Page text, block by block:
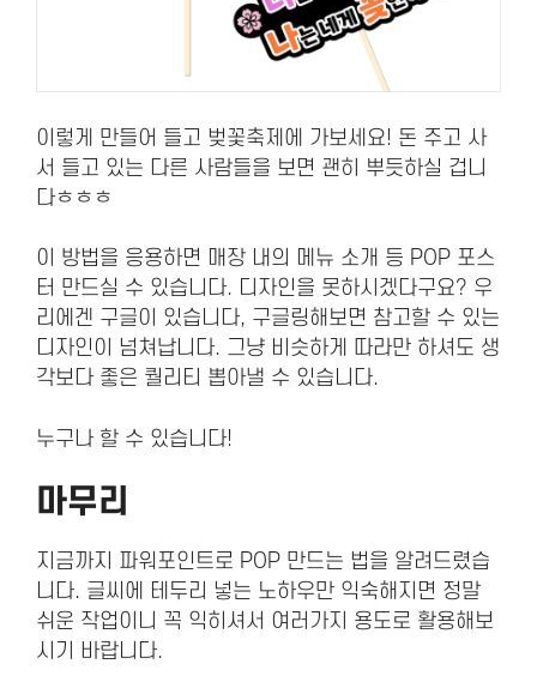
이렇게 만들어 들고 벚꽃축제에 가보세요! 돈 주고 사
서 들고 있는 다른 사람들을 보면 괜히 뿌듯하실 겁니
다ㅎㅎㅎ
이 방법을 응용하면 매장 내의 메뉴 소개 등 POP 포스
터 만드실 수 있습니다. 디자인을 못하시겠다구요? 우
리에겐 구글이 있습니다, 구글링해보면 참고할 수 있는
디자인이 넘쳐납니다. 그냥 비슷하게 따라만 하셔도 생
각보다 좋은 퀄리티 뽑아낼 수 있습니다.
누구나 할 수 있습니다!
마무리
지금까지 파워포인트로 POP 만드는 법을 알려드렸습
니다. 글씨에 테두리 넣는 노하우만 익숙해지면 정말
쉬운 작업이니 꼭 익히셔서 여러가지 용도로 활용해보
시기 바랍니다.